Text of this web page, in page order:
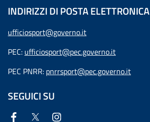
INDIRIZZI DI POSTA ELETTRONICA
ufficiosport@governo.it
PEC: ufficiosport@pec.governo.it
PEC PNRR: pnrrsport@pec.governo.it
SEGUICI SU